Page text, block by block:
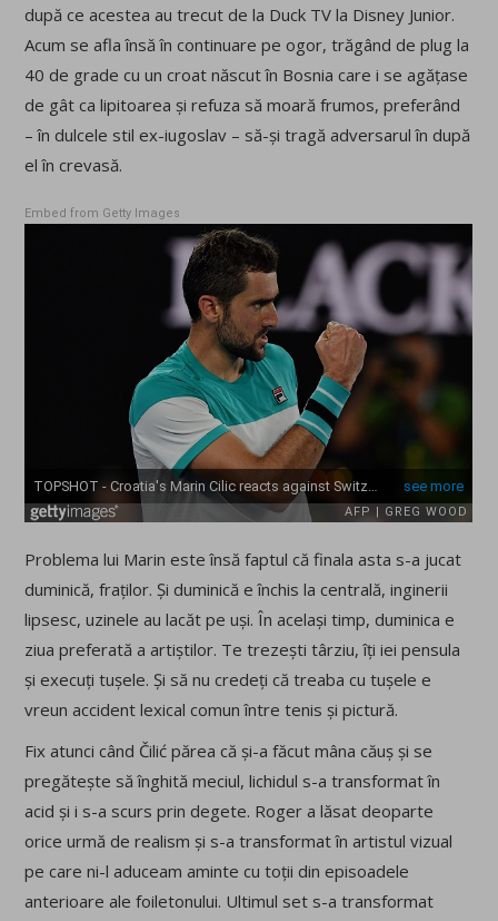
după ce acestea au trecut de la Duck TV la Disney Junior.
Acum se afla însă în continuare pe ogor, trăgând de plug la
40 de grade cu un croat născut în Bosnia care i se agățase
de gât ca lipitoarea și refuza să moară frumos, preferând
– în dulcele stil ex-iugoslav – să-și tragă adversarul în după
el în crevasă.
Embed from Getty Images
Problema lui Marin este însă faptul că finala asta s-a jucat
duminică, fraților. Și duminică e închis la centrală, inginerii
lipsesc, uzinele au lacăt pe uși. În același timp, duminica e
ziua preferată a artiștilor. Te trezești târziu, îți iei pensula
și execuți tușele. Și să nu credeți că treaba cu tușele e
vreun accident lexical comun între tenis și pictură.
Fix atunci când Čilić părea că și-a făcut mâna căuș și se
pregătește să înghită meciul, lichidul s-a transformat în
acid și i s-a scurs prin degete. Roger a lăsat deoparte
orice urmă de realism și s-a transformat în artistul vizual
pe care ni-l aduceam aminte cu toții din episoadele
anterioare ale foiletonului. Ultimul set s-a transformat